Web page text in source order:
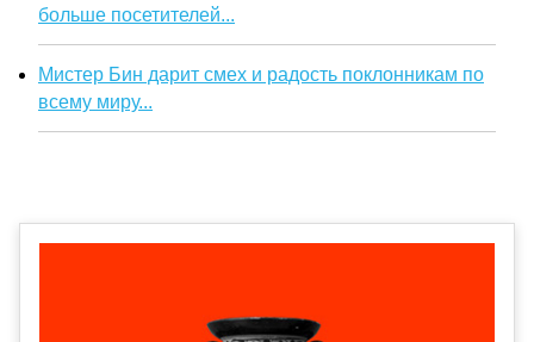
больше посетителей...
Мистер Бин дарит смех и радость поклонникам по
всему миру...